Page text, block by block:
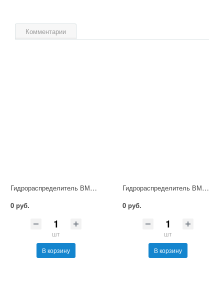
Комментарии
Гидрораспределитель ВММ16.124 УХЛ4
0 руб.
шт
В корзину
Гидрораспределитель ВММ16.64 Ф УХЛ4
0 руб.
шт
В корзину